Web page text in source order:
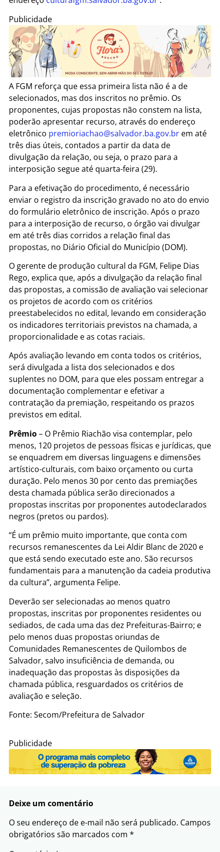
Publicidade
A FGM reforça que essa primeira lista não é a de
selecionados, mas dos inscritos no prêmio. Os
proponentes, cujas propostas não constem na lista,
poderão apresentar recurso, através do endereço
eletrônico premioriachao@salvador.ba.gov.br em até
três dias úteis, contados a partir da data de
divulgação da relação, ou seja, o prazo para a
interposição segue até quarta-feira (29).
Para a efetivação do procedimento, é necessário
enviar o registro da inscrição gravado no ato do envio
do formulário eletrônico de inscrição. Após o prazo
para a interposição de recurso, o órgão vai divulgar
em até três dias corridos a relação final das
propostas, no Diário Oficial do Município (DOM).
O gerente de produção cultural da FGM, Felipe Dias
Rego, explica que, após a divulgação da relação final
das propostas, a comissão de avaliação vai selecionar
os projetos de acordo com os critérios
preestabelecidos no edital, levando em consideração
os indicadores territoriais previstos na chamada, a
proporcionalidade e as cotas raciais.
Após avaliação levando em conta todos os critérios,
será divulgada a lista dos selecionados e dos
suplentes no DOM, para que eles possam entregar a
documentação complementar e efetivar a
contratação da premiação, respeitando os prazos
previstos em edital.
Prêmio– O Prêmio Riachão visa contemplar, pelo
menos, 120 projetos de pessoas físicas e jurídicas, que
se enquadrem em diversas linguagens e dimensões
artístico-culturais, com baixo orçamento ou curta
duração. Pelo menos 30 por cento das premiações
desta chamada pública serão direcionados a
propostas inscritas por proponentes autodeclarados
negros (pretos ou pardos).
“É um prêmio muito importante, que conta com
recursos remanescentes da Lei Aldir Blanc de 2020 e
que está sendo executado este ano. São recursos
fundamentais para a manutenção da cadeia produtiva
da cultura”, argumenta Felipe.
Deverão ser selecionadas ao menos quatro
propostas, inscritas por proponentes residentes ou
sediados, de cada uma das dez Prefeituras-Bairro; e
pelo menos duas propostas oriundas de
Comunidades Remanescentes de Quilombos de
Salvador, salvo insuficiência de demanda, ou
inadequação das propostas às disposições da
chamada pública, resguardados os critérios de
avaliação e seleção.
Fonte: Secom/Prefeitura de Salvador
Publicidade
Deixe um comentário
O seu endereço de e-mail não será publicado. Campos
obrigatórios são marcados com *